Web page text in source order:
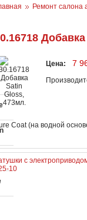
Ремонт салона
Цена: 7
Coat (на водной
с
10